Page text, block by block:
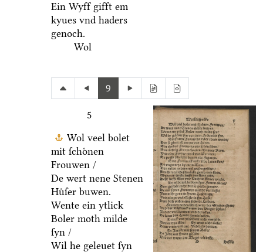
Ein Wyff gifft em
kyues vnd haders
genoch.
Wol
9
5
Wol veel bolet
mit ſchoͤnen
Frouwen /
De wert nene Stenen
Huͤſer buwen.
Wente ein ytlick
Boler moth milde
ſyn /
Wil he geleuet ſyn